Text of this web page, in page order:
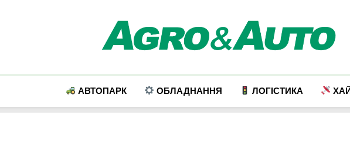
Agro & Auto
АВТОПАРК ОБЛАДНАННЯ ЛОГІСТИКА